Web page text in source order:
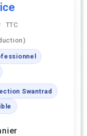
TTC
Swantrad